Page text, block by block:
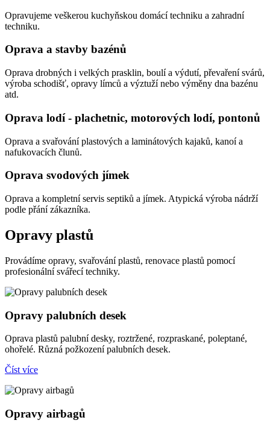
Opravujeme veškerou kuchyňskou domácí techniku a zahradní
techniku.
Oprava a stavby bazénů
Oprava drobných i velkých prasklin, boulí a výdutí, převaření svárů,
výroba schodišť, opravy límců a výztuží nebo výměny dna bazénu
atd.
Oprava lodí - plachetnic, motorových lodí, pontonů
Oprava a svařování plastových a laminátových kajaků, kanoí a
nafukovacích člunů.
Oprava svodových jímek
Oprava a kompletní servis septiků a jímek. Atypická výroba nádrží
podle přání zákazníka.
Opravy plastů
Provádíme opravy, svařování plastů, renovace plastů pomocí
profesionální svářecí techniky.
Opravy palubních desek
Oprava plastů palubní desky, roztržené, rozpraskané, poleptané,
ohořelé. Různá požkození palubních desek.
Číst více
Opravy airbagů